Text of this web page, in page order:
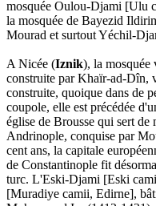
mosquée Oulou-Djami [Ulu
la mosquée de Bayezid
Mourad et surtout Yéchil-
A Nicée (Iznik), la
construite par Khaïr-ad-Dîn,
construite, quoique dans de
coupole, elle est précédée
église de Brousse qui sert de
Andrinople, conquise par
cent ans, la capitale
de Constantinople fit
turc. L'Eski-Djami [Eski
[Muradiye camii, Edirne],